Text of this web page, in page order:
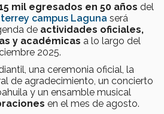
mil egresados en 50 años del
campus Laguna será
de actividades oficiales,
y académicas a lo largo del
2025.
una ceremonia oficial, la
de agradecimiento, un concierto
y un ensamble musical
en el mes de agosto.